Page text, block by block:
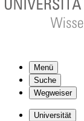
Menü
Suche
Wegweiser
Universität